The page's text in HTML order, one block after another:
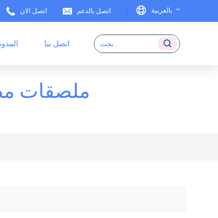
بالعربية
English
اتصل الان اتصل بالدعم
اتصل بنا
ملصقات